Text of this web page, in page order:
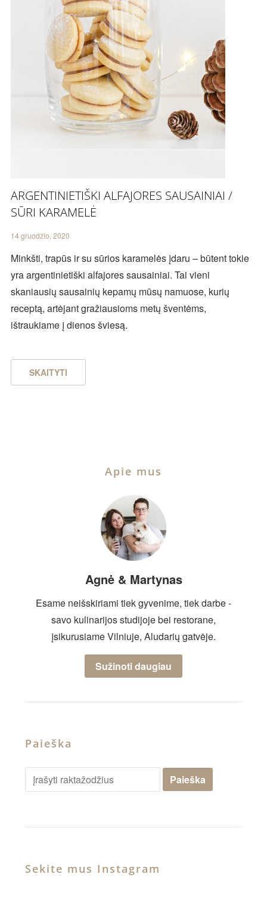
ARGENTINIETIŠKI ALFAJORES SAUSAINIAI /
SŪRI KARAMELĖ
14 gruodžio, 2020
Minkšti, trapūs ir su sūrios karamelės įdaru – būtent tokie
yra argentinietiški alfajores sausainiai. Tai vieni
skaniausių sausainių kepamų mūsų namuose, kurių
receptą, artėjant gražiausioms metų šventėms,
ištraukiame į dienos šviesą.
SKAITYTI
Apie mus
Agnė & Martynas
Esame neišskiriami tiek gyvenime, tiek darbe -
savo kulinarijos studijoje bei restorane,
įsikurusiame Vilniuje, Aludarių gatvėje.
Sužinoti daugiau
Paieška
Sekite mus Instagram